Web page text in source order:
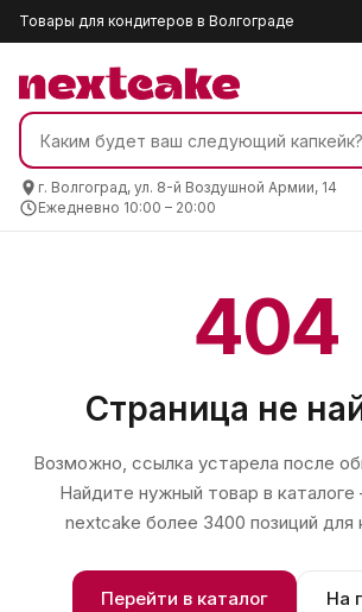
Товары для кондитеров в Волгограде
г. Волгоград, ул. 8-й Воздушной Армии, 14
Ежедневно 10:00 – 20:00
404
Страница не
Возможно, ссылка устарела после
Найдите нужный товар в каталоге
nextcake более 3400 позиций для
Перейти в каталог На